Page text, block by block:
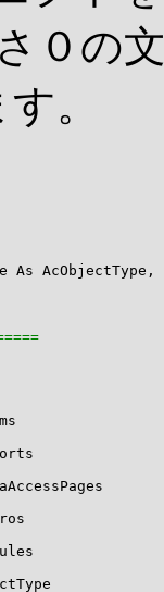
０の
。
AcObjectType,